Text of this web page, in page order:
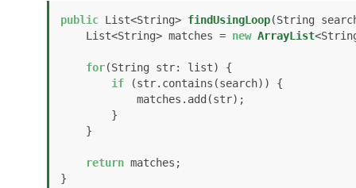
public List<String> findUsingLoop(String
    List<String> matches =
new ArrayList
for(String str: list) {
if (str.contains(search)) {
return matches;